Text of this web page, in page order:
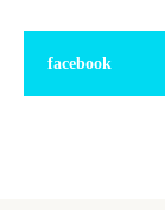
facebook